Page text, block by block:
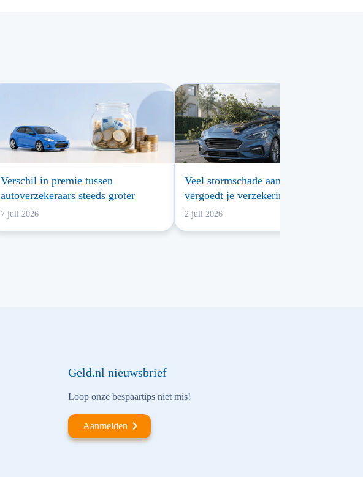
Verschil in premie tussen
autoverzekeraars steeds groter
7 juli 2026
Veel stormschade aan auto’s: wat
vergoedt je verzekering?
2 juli 2026
Geld.nl nieuwsbrief
Loop onze bespaartips niet mis!
Aanmelden